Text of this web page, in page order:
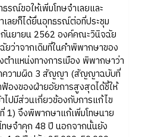
ขอให้เพิ่มโทษจำเลยและ
เลยก็ได้ยื่นอุทธรณ์ต่อที่ประชุม
นยายน 2562 องค์คณะวินิจฉัย
ว่าจากเดิมที่ในคำพิพากษาของ
ำแหน่งทางการเมือง พิพากษาว่า
ความผิด 3 สัญญา (สัญญาฉบับที่
องของฝ่ายอัยการสูงสุดได้ชี้ให้
ไปมีส่วนเกี่ยวข้องกับการแก้ไข
จึงพิพากษาแก้เพิ่มโทษนาย
ษจำคุก 48 ปี นอกจากนั้นยัง